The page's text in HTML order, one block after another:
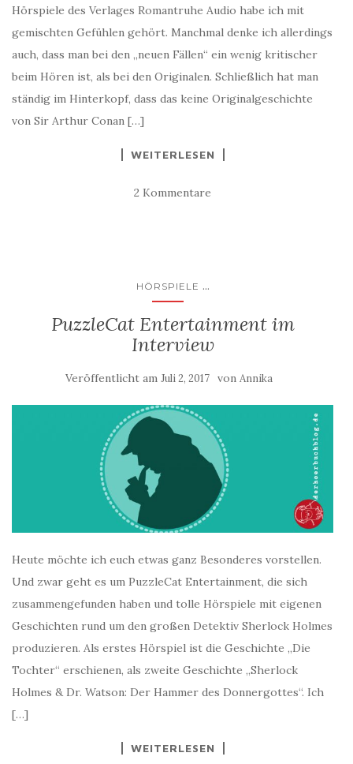
Hörspiele des Verlages Romantruhe Audio habe ich mit
gemischten Gefühlen gehört. Manchmal denke ich allerdings
auch, dass man bei den „neuen Fällen“ ein wenig kritischer
beim Hören ist, als bei den Originalen. Schließlich hat man
ständig im Hinterkopf, dass das keine Originalgeschichte
von Sir Arthur Conan […]
WEITERLESEN
2 Kommentare
HÖRSPIELE ...
PuzzleCat Entertainment im
Interview
Veröffentlicht am Juli 2, 2017 von Annika
Heute möchte ich euch etwas ganz Besonderes vorstellen.
Und zwar geht es um PuzzleCat Entertainment, die sich
zusammengefunden haben und tolle Hörspiele mit eigenen
Geschichten rund um den großen Detektiv Sherlock Holmes
produzieren. Als erstes Hörspiel ist die Geschichte „Die
Tochter“ erschienen, als zweite Geschichte „Sherlock
Holmes & Dr. Watson: Der Hammer des Donnergottes“. Ich
[…]
WEITERLESEN